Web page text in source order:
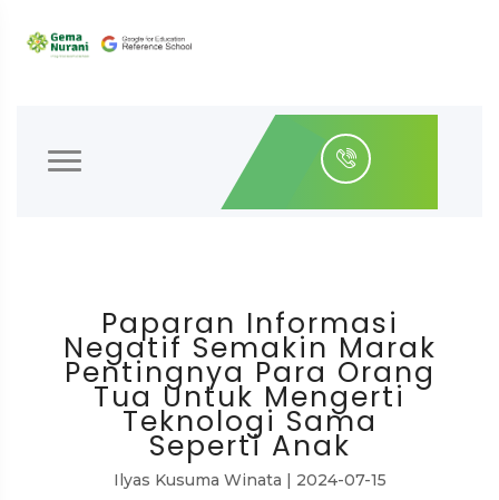
Paparan Informasi
Negatif Semakin Marak
Pentingnya Para Orang
Tua Untuk Mengerti
Teknologi Sama
Seperti Anak
Ilyas Kusuma Winata | 2024-07-15